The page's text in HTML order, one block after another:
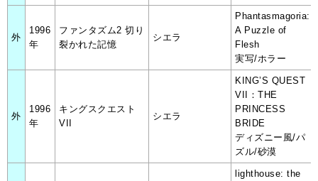
外
1996
年
ファンタズム2 切り
裂かれた記憶
シエラ
Phantasmagoria:
A Puzzle of
Flesh
実写/ホラー
外
1996
年
キングスクエスト
VII
シエラ
KING’S QUEST
VII：THE
PRINCESS
BRIDE
ディズニー風/パ
ズル/砂漠
lighthouse: the